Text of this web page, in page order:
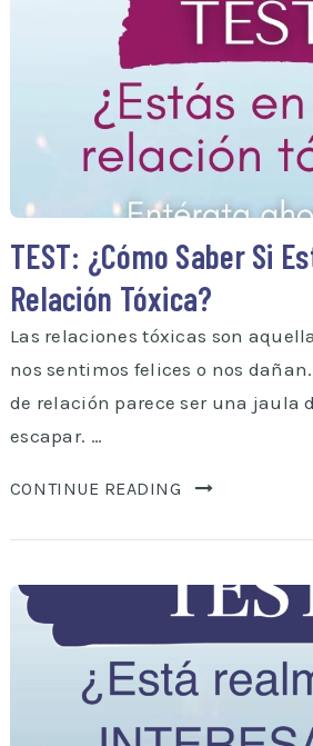
TEST: ¿Cómo Saber Si
Relación Tóxica?
Las relaciones tóxicas son
nos sentimos felices o nos
de relación parece ser una jaula
escapar. …
CONTINUE READING